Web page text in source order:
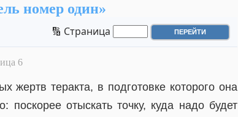
номер один»
🔢 Страница
6
жертв теракта, в подготовке которого она
отыскать точку, куда надо будет